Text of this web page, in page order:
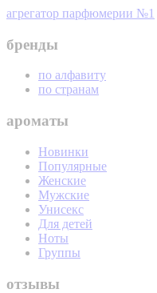
агрегатор парфюмерии №1
бренды
по алфавиту
по странам
ароматы
Новинки
Популярные
Женские
Мужские
Унисекс
Для детей
Ноты
Группы
отзывы